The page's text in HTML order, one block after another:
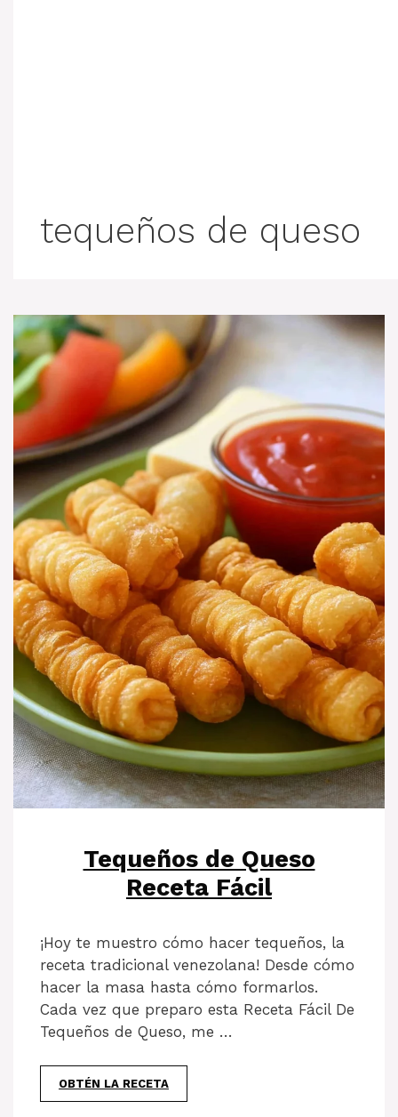
tequeños de queso
Tequeños de Queso
Receta Fácil
¡Hoy te muestro cómo hacer tequeños, la
receta tradicional venezolana! Desde cómo
hacer la masa hasta cómo formarlos.
Cada vez que preparo esta Receta Fácil De
Tequeños de Queso, me …
OBTÉN LA RECETA